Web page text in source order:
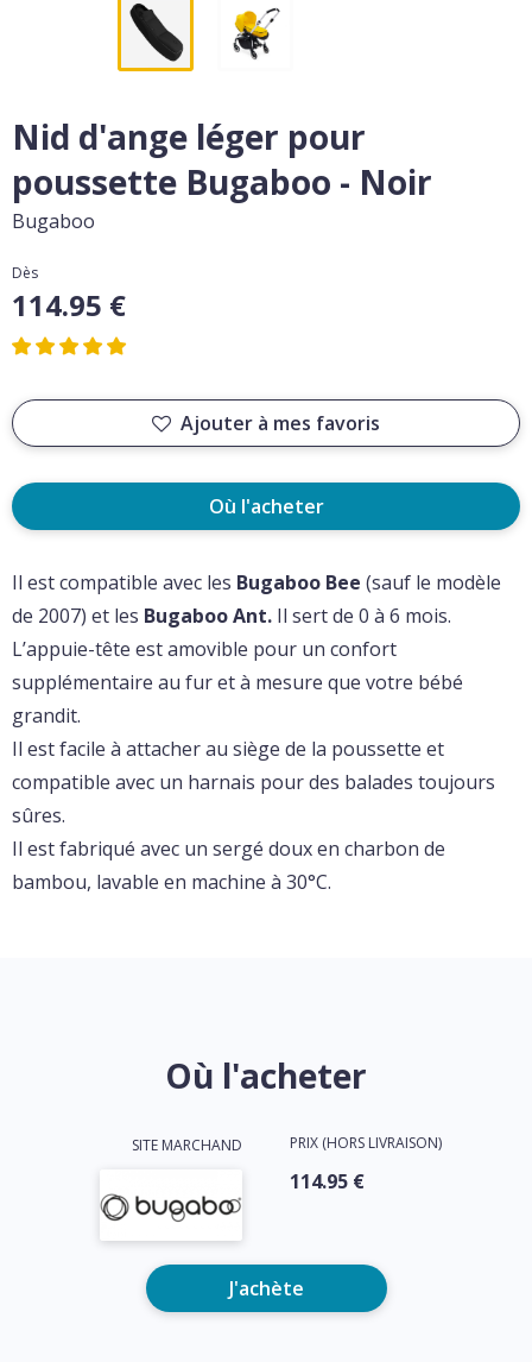
Nid d'ange léger pour
poussette Bugaboo - Noir
Bugaboo
Dès
114.95 €
Ajouter à mes favoris
Où l'acheter
Il est compatible avec les Bugaboo Bee (sauf le modèle
de 2007) et les Bugaboo Ant. Il sert de 0 à 6 mois.
L’appuie-tête est amovible pour un confort
supplémentaire au fur et à mesure que votre bébé
grandit.
Il est facile à attacher au siège de la poussette et
compatible avec un harnais pour des balades toujours
sûres.
Il est fabriqué avec un sergé doux en charbon de
bambou, lavable en machine à 30°C.
Où l'acheter
SITE MARCHAND PRIX (HORS LIVRAISON)
114.95 €
J'achète